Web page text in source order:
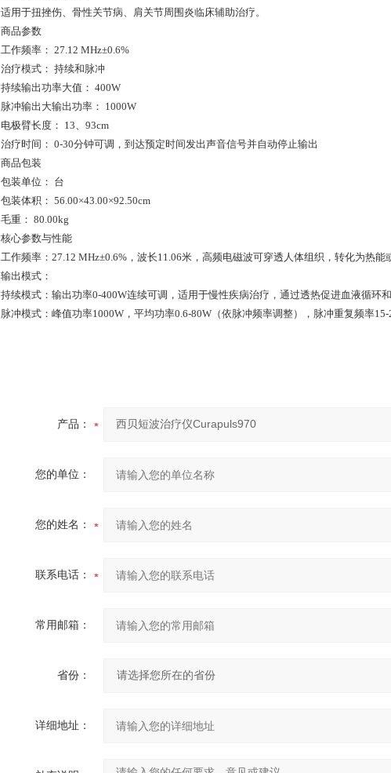
适用于扭挫伤、骨性关节病、肩关节周围炎临床辅助治疗。
商品参数
工作频率： 27.12 MHz±0.6%
治疗模式： 持续和脉冲
持续输出功率大值： 400W
脉冲输出大输出功率： 1000W
电极臂长度： 13、93cm
治疗时间： 0-30分钟可调，到达预定时间发出声音信号并自动停止输出
商品包装
包装单位： 台
包装体积： 56.00×43.00×92.50cm
毛重： 80.00kg
核心参数与性能
工作频率：27.12 MHz±0.6%，波长11.06米，高频电磁波可穿透人体组织，转化为热能
输出模式：
持续模式：输出功率0-400W连续可调，适用于慢性疾病治疗，通过透热促进血液循环和
脉冲模式：峰值功率1000W，平均功率0.6-80W（依脉冲频率调整），脉冲重复频率
产品：
您的单位：
您的姓名：
联系电话：
常用邮箱：
省份：
详细地址：